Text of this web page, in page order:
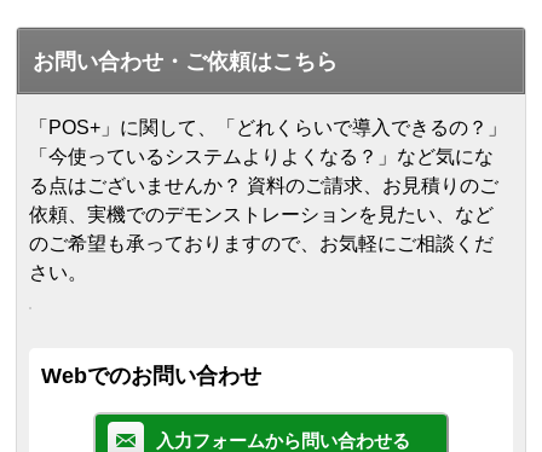
お問い合わせ・ご依頼はこちら
「POS+」に関して、「どれくらいで導入できるの？」
「今使っているシステムよりよくなる？」など気にな
る点はございませんか？ 資料のご請求、お見積りのご
依頼、実機でのデモンストレーションを見たい、など
のご希望も承っておりますので、お気軽にご相談くだ
さい。
Webでのお問い合わせ
入力フォームから問い合わせる